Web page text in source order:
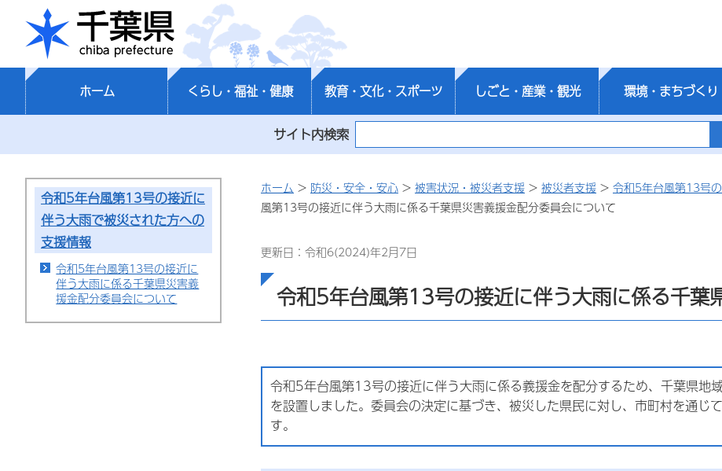
千葉県
ホーム くらし・福祉・健康 教育・文化・スポーツ しごと・産業・観光 環境・まちづくり
サイト内検索
令和5年台風第13号の接近に
伴う大雨で被災された方への
支援情報
令和5年台風第13号の接近に
伴う大雨に係る千葉県災害義
援金配分委員会について
ホーム > 防災・安全・安心 > 被害状況・被災者支援 > 被災者支援 > 令和5年台風第13号
風第13号の接近に伴う大雨に係る千葉県災害義援金配分委員会について
更新日：令和6(2024)年2月7日
令和5年台風第13号の接近に伴う大雨に係る千葉
令和5年台風第13号の接近に伴う大雨に係る義援金を配分するため、千葉県地
を設置しました。委員会の決定に基づき、被災した県民に対し、市町村を通じ
す。